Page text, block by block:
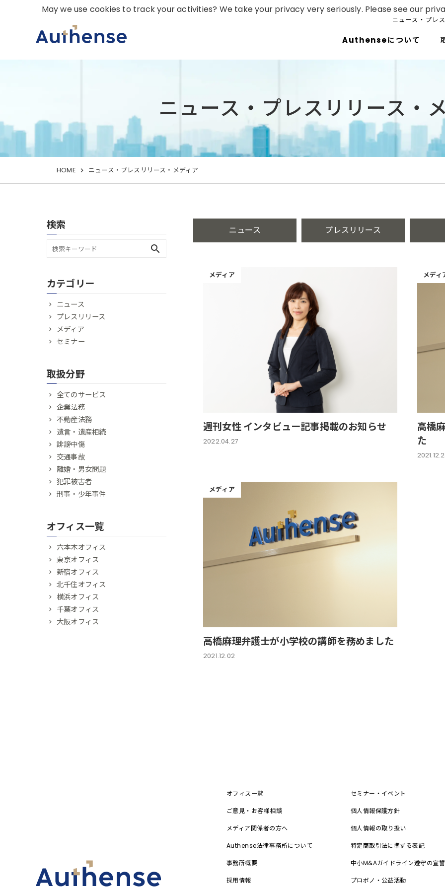
ニュース・プレ
Authenseについて
ニュース・プレスリリース・
HOME ニュース・プレスリリース・メディア
ニュース プレスリリース
メディア
週刊女性 インタビュー記事掲載のお知らせ
2022.04.27
メディ
高橋
た
メディア
高橋麻理弁護士が小学校の講師を務めました
2021.12.02
検索
search
カテゴリー
ニュース
プレスリリース
メディア
セミナー
取扱分野
全てのサービス
企業法務
不動産法務
遺言・遺産相続
誹謗中傷
交通事故
離婚・男女問題
犯罪被害者
刑事・少年事件
オフィス一覧
六本木オフィス
東京オフィス
新宿オフィス
北千住オフィス
横浜オフィス
千葉オフィス
大阪オフィス
オフィス一覧
ご意見・お客様相談
メディア関係者の方へ
Authense法律事務所について
事務所概要
採用情報
セミナー・イベント
個人情報保護方針
個人情報の取り扱い
特定商取引法に準ずる表記
中小M&Aガイドライン遵守の宣誓
プロボノ・公益活動
May we use cookies to track your activities? We take your privacy very seriously. Please see our